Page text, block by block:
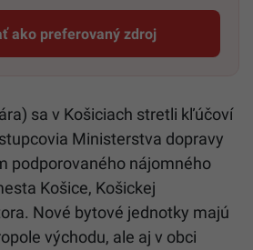
ako preferovaný zdroj
Startitup, odkaz sa otvorí v
sa v Košiciach stretli kľúčoví
Ministerstva dopravy
podporovaného nájomného
Košice, Košickej
Nové bytové jednotky majú
východu, ale aj v obci